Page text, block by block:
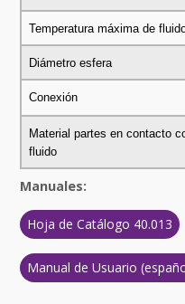
Temperatura máxima de
Diámetro esfera
Conexión
Material partes en contacto
fluido
Manuales:
Hoja de Catálogo 40.013
Manual de Usuario